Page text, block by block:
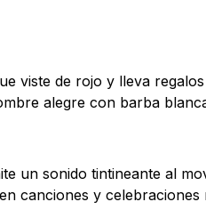
viste de rojo y lleva
alegre con barba
un sonido tintineante al
canciones y celebraciones